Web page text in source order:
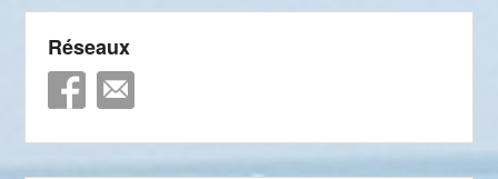
Réseaux